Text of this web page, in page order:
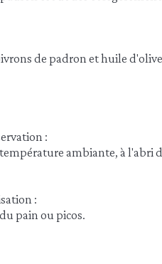
de padron et huile d'olive
:
température ambiante, à l'abri
:
pain ou picos.